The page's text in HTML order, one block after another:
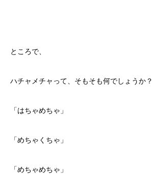
ところで、
ハチャメチャって、そもそも何でしょうか？
「はちゃめちゃ」
「めちゃくちゃ」
「めちゃめちゃ」